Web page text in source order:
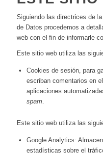
Siguiendo las directrices de
de Datos procedemos a
web con el fin de informarle
Este sitio web utiliza las
Cookies de sesión, para
escriban comentarios en
aplicaciones
spam.
Este sitio web utiliza las
Google Analytics:
estadísticas sobre el